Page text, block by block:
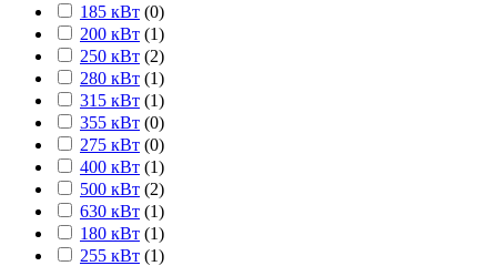
185 кВт (0)
200 кВт (1)
250 кВт (2)
280 кВт (1)
315 кВт (1)
355 кВт (0)
275 кВт (0)
400 кВт (1)
500 кВт (2)
630 кВт (1)
180 кВт (1)
255 кВт (1)